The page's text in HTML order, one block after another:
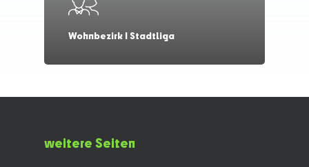
Wohnbezirk I Stadtliga
weitere Seiten